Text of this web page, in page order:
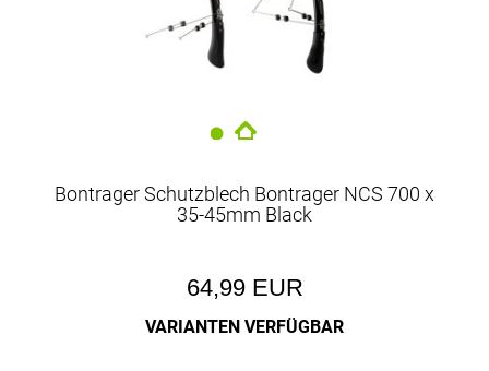
Bontrager Schutzblech Bontrager NCS 700 x
35-45mm Black
64,99 EUR
VARIANTEN VERFÜGBAR